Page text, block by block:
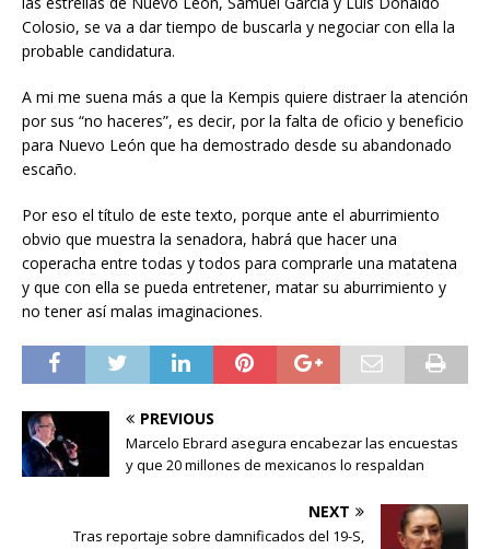
Colosio, se va a dar tiempo de buscarla y negociar con ella la
probable candidatura.
A mi me suena más a que la Kempis quiere distraer la atención
por sus “no haceres”, es decir, por la falta de oficio y beneficio
para Nuevo León que ha demostrado desde su abandonado
escaño.
Por eso el título de este texto, porque ante el aburrimiento
obvio que muestra la senadora, habrá que hacer una
coperacha entre todas y todos para comprarle una matatena
y que con ella se pueda entretener, matar su aburrimiento y
no tener así malas imaginaciones.
PREVIOUS
Marcelo Ebrard asegura encabezar las encuestas
y que 20 millones de mexicanos lo respaldan
NEXT
Tras reportaje sobre damnificados del 19-S,